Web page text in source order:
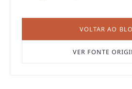
VOLTAR AO
VER FONTE